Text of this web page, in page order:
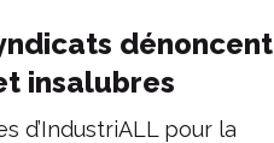
dénoncent
insalubres
d’IndustriALL pour la